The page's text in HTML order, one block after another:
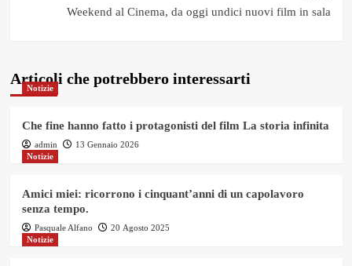
Weekend al Cinema, da oggi undici nuovi film in sala
Articoli che potrebbero interessarti
Notizie
Che fine hanno fatto i protagonisti del film La storia infinita
admin
13 Gennaio 2026
Notizie
Amici miei: ricorrono i cinquant’anni di un capolavoro
senza tempo.
Pasquale Alfano
20 Agosto 2025
Notizie